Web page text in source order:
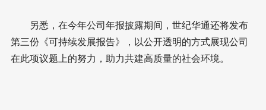
另悉，在今年公司年报披露期间，世纪华通还将发布
第三份《可持续发展报告》，以公开透明的方式展现公司
在此项议题上的努力，助力共建高质量的社会环境。